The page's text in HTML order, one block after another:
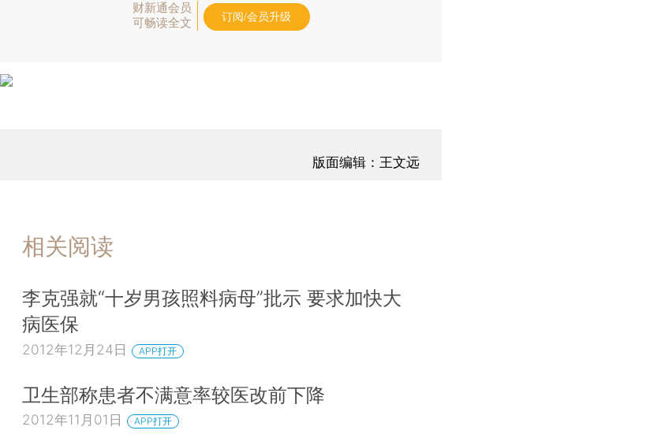
财新通会员
可畅读全文
订阅/会员升级
版面编辑：王文远
相关阅读
李克强就“十岁男孩照料病母”批示 要求加快大
病医保
2012年12月24日 APP打开
卫生部称患者不满意率较医改前下降
2012年11月01日 APP打开